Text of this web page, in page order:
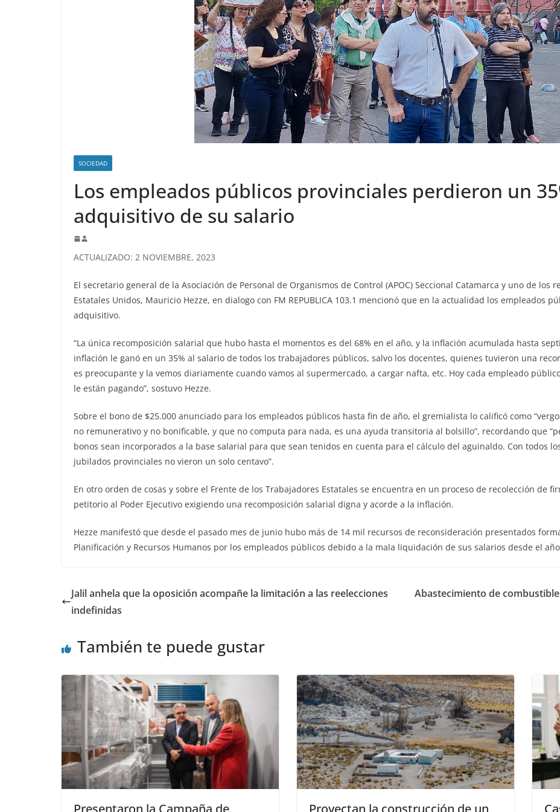
SOCIEDAD
Los empleados públicos provinciales perdieron un
adquisitivo de su salario
ACTUALIZADO: 2 NOVIEMBRE, 2023
El secretario general de la Asociación de Personal de Organismos de Control (APOC) Seccional Catamarca y uno de los
Estatales Unidos, Mauricio Hezze, en dialogo con FM REPUBLICA 103.1 mencionó que en la actualidad los empleados
adquisitivo.
“La única recomposición salarial que hubo hasta el momentos es del 68% en el año, y la inflación acumulada hasta
inflación le ganó en un 35% al salario de todos los trabajadores públicos, salvo los docentes, quienes tuvieron una
es preocupante y la vemos diariamente cuando vamos al supermercado, a cargar nafta, etc. Hoy cada empleado
le están pagando”, sostuvo Hezze.
Sobre el bono de $25.000 anunciado para los empleados públicos hasta fin de año, el gremialista lo calificó como
no remunerativo y no bonificable, y que no computa para nada, es una ayuda transitoria al bolsillo”, recordando que
bonos sean incorporados a la base salarial para que sean tenidos en cuenta para el cálculo del aguinaldo. Con todos
jubilados provinciales no vieron un solo centavo”.
En otro orden de cosas y sobre el Frente de los Trabajadores Estatales se encuentra en un proceso de recolección de
petitorio al Poder Ejecutivo exigiendo una recomposición salarial digna y acorde a la inflación.
Hezze manifestó que desde el pasado mes de junio hubo más de 14 mil recursos de reconsideración presentados
Planificación y Recursos Humanos por los empleados públicos debido a la mala liquidación de sus salarios desde el
Jalil anhela que la oposición acompañe la limitación a las reelecciones
indefinidas
Abastecimiento de
También te puede gustar